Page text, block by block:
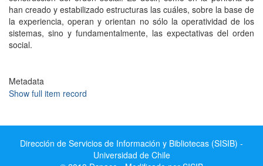
han creado y estabilizado estructuras las cuáles, sobre la base de
la experiencia, operan y orientan no sólo la operatividad de los
sistemas, sino y fundamentalmente, las expectativas del orden
social.
Metadata
Show full item record
Dirección de Servicios de Información y Bibliotecas (SISIB) -
Universidad de Chile